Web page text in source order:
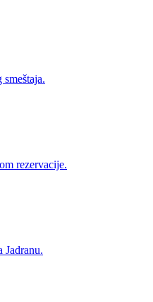
rezervacije.
Jadranu.